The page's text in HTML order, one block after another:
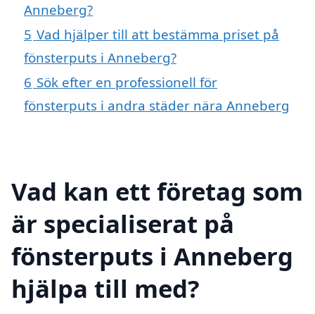
Anneberg?
5 Vad hjälper till att bestämma priset på
fönsterputs i Anneberg?
6 Sök efter en professionell för
fönsterputs i andra städer nära Anneberg
Vad kan ett företag som
är specialiserat på
fönsterputs i Anneberg
hjälpa till med?